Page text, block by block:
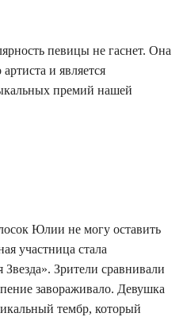
певицы не гаснет. Она
и является
премий нашей
Юлии не могу оставить
участница стала
Зрители сравнивали
завораживало. Девушка
тембр, который